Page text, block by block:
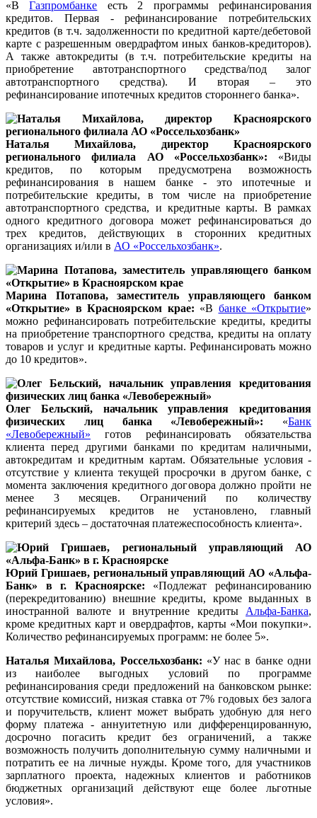
«ВГазпромбанке есть 2 программы рефинансирования
кредитов. Первая - рефинансирование потребительских
кредитов (в т.ч. задолженности по кредитной карте/дебетовой
карте с разрешенным овердрафтом иных банков-кредиторов).
А также автокредиты (в т.ч. потребительские кредиты на
приобретение автотранспортного средства/под залог
автотранспортного средства). И вторая – это
рефинансирование ипотечных кредитов стороннего банка».
Наталья Михайлова, директор Красноярского
регионального филиала АО «Россельхозбанк»: «Виды
кредитов, по которым предусмотрена возможность
рефинансирования в нашем банке - это ипотечные и
потребительские кредиты, в том числе на приобретение
автотранспортного средства, и кредитные карты. В рамках
одного кредитного договора может рефинансироваться до
трех кредитов, действующих в сторонних кредитных
организациях и/или в АО «Россельхозбанк».
Марина Потапова, заместитель управляющего банком
«Открытие» в Красноярском крае: «В банке «Открытие»
можно рефинансировать потребительские кредиты, кредиты
на приобретение транспортного средства, кредиты на оплату
товаров и услуг и кредитные карты. Рефинансировать можно
до 10 кредитов».
Олег Бельский, начальник управления кредитования
физических лиц банка «Левобережный»: «Банк
«Левобережный» готов рефинансировать обязательства
клиента перед другими банками по кредитам наличными,
автокредитам и кредитным картам. Обязательные условия -
отсутствие у клиента текущей просрочки в другом банке, с
момента заключения кредитного договора должно пройти не
менее 3 месяцев. Ограничений по количеству
рефинансируемых кредитов не установлено, главный
критерий здесь – достаточная платежеспособность клиента».
Юрий Гришаев, региональный управляющий АО «Альфа-
Банк» в г. Красноярске: «Подлежат рефинансированию
(перекредитованию) внешние кредиты, кроме выданных в
иностранной валюте и внутренние кредиты Альфа-Банка,
кроме кредитных карт и овердрафтов, карты «Мои покупки».
Количество рефинансируемых программ: не более 5».
Наталья Михайлова, Россельхозбанк: «У нас в банке одни
из наиболее выгодных условий по программе
рефинансирования среди предложений на банковском рынке:
отсутствие комиссий, низкая ставка от 7% годовых без залога
и поручительств, клиент может выбрать удобную для него
форму платежа - аннуитетную или дифференцированную,
досрочно погасить кредит без ограничений, а также
возможность получить дополнительную сумму наличными и
потратить ее на личные нужды. Кроме того, для участников
зарплатного проекта, надежных клиентов и работников
бюджетных организаций действуют еще более льготные
условия».